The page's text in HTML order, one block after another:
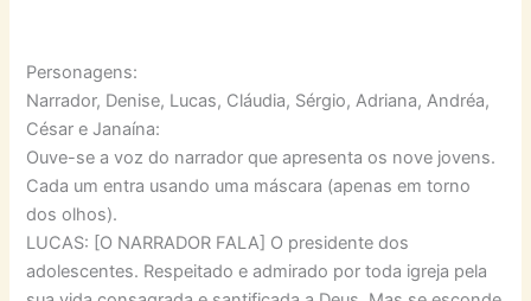
Personagens:
Narrador, Denise, Lucas, Cláudia, Sérgio, Adriana, Andréa,
César e Janaína:
Ouve-se a voz do narrador que apresenta os nove jovens.
Cada um entra usando uma máscara (apenas em torno
dos olhos).
LUCAS: [O NARRADOR FALA] O presidente dos
adolescentes. Respeitado e admirado por toda igreja pela